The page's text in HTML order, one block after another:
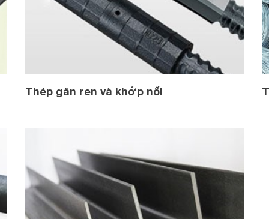
Thép gân ren và khớp nối